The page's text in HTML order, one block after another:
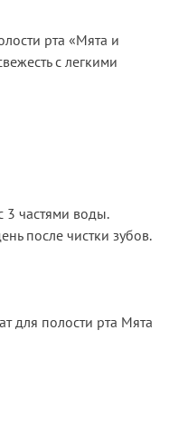
рта «Мята и
с легкими
3 частями воды.
после чистки зубов.
для полости рта Мята